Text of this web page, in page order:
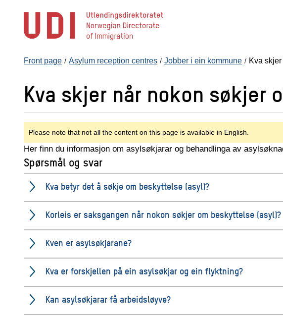
content
Front page Asylum reception centres Jobber i ein kommune Kva
Kva skjer når nokon søkjer
Please note that not all the content on this page is available in English.
Her finn du informasjon om asylsøkjarar og behandlinga av
Spørsmål og svar
Kva betyr det å søkje om beskyttelse (asyl)?
Korleis er saksgangen når nokon søkjer om beskyttelse (asyl)?
Kven er asylsøkjarane?
Kva er forskjellen på ein asylsøkjar og ein flyktning?
Kan asylsøkjarar få arbeidsløyve?